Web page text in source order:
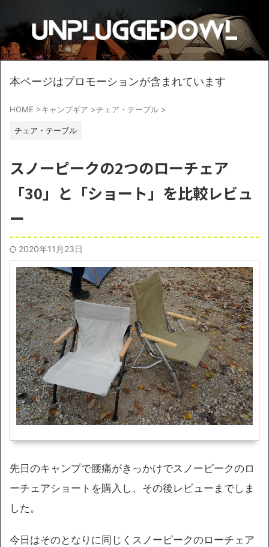
本ページはプロモーションが含まれています
HOME >キャンプギア >チェア・テーブル >
チェア・テーブル
スノーピークの2つのローチェア
「30」と「ショート」を比較レビュ
ー
2020年11月23日
先日のキャンプで腰痛がきっかけでスノーピークのロ
ーチェアショートを購入し、その後レビューまでしま
した。
今日はそのとなりに同じくスノーピークのローチェア